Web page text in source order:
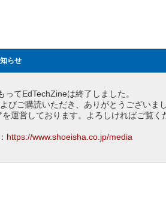
らせ
ってEdTechZineは終了しました。
びご購読いただき、ありがとうございまし
運営しております。よろしければご覧く
https://www.shoeisha.co.jp/media